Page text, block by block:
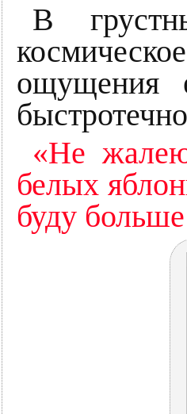
В
ощущения
«Не
белых
буду